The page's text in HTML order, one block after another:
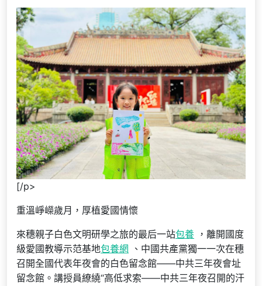
[/p>
重溫崢嶸歲月，厚植愛國情懷
來穗親子白色文明研學之旅的最后一站包養 ，離開國度
級愛國教導示范基地包養網 、中國共產黨獨一一次在穗
召開全國代表年夜會的白色留念館——中共三年夜會址
留念館。講授員繚繞“高低求索——中共三年夜召開的汗